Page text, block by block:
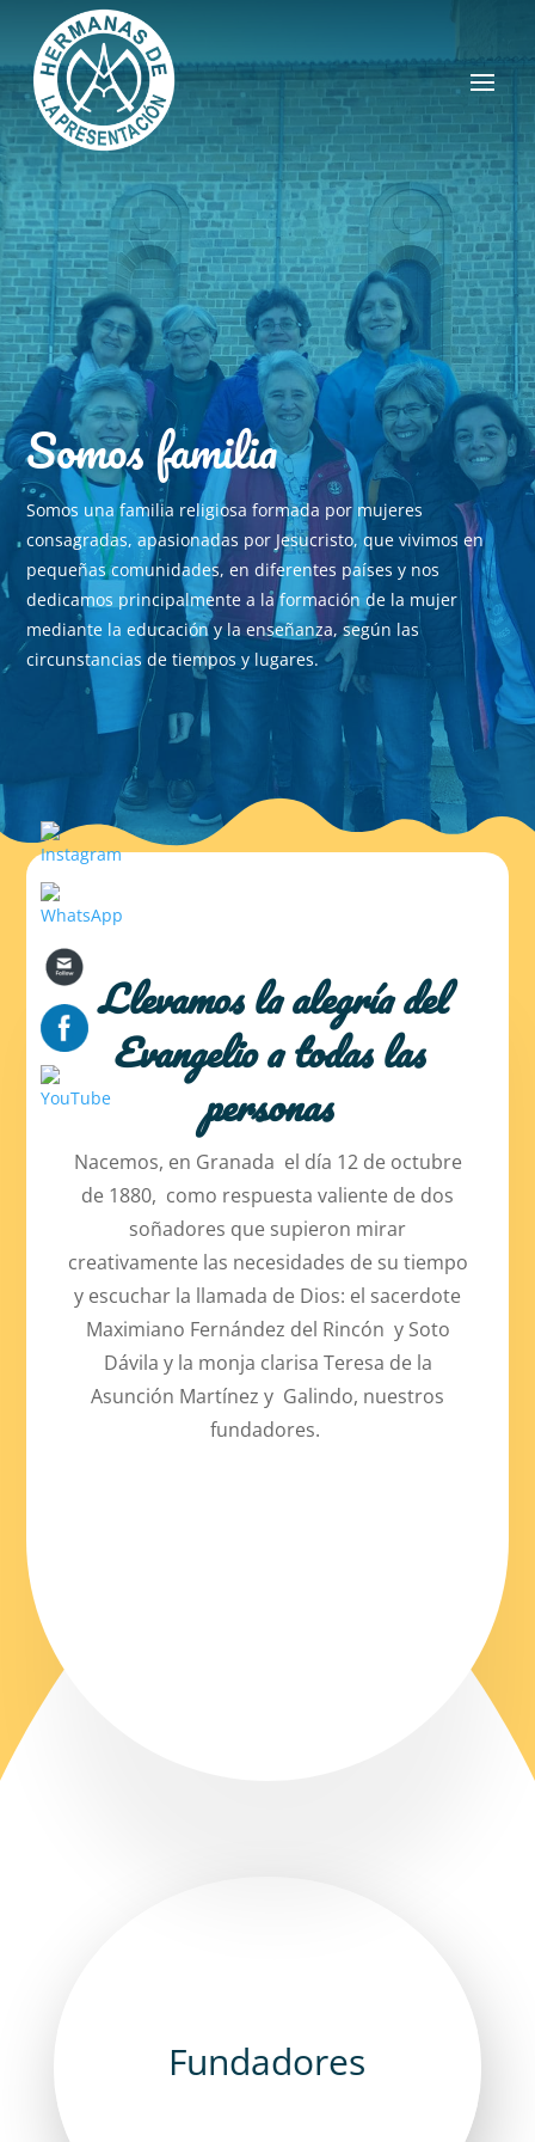
Somos familia
Somos una familia religiosa formada por mujeres
consagradas, apasionadas por Jesucristo, que vivimos en
pequeñas comunidades, en diferentes países y nos
dedicamos principalmente a la formación de la mujer
mediante la educación y la enseñanza, según las
circunstancias de tiempos y lugares.
Llevamos la alegría del
Evangelio a todas las
personas
Nacemos, en Granada el día 12 de octubre
de 1880, como respuesta valiente de dos
soñadores que supieron mirar
creativamente las necesidades de su tiempo
y escuchar la llamada de Dios: el sacerdote
Maximiano Fernández del Rincón y Soto
Dávila y la monja clarisa Teresa de la
Asunción Martínez y Galindo, nuestros
fundadores.
Fundadores